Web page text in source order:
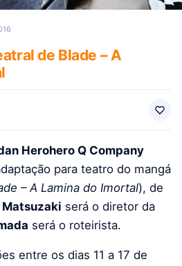
de Blade – A
Herohero Q Company
para teatro do mangá
– A Lamina do Imortal), de
Matsuzaki será o diretor da
será o roteirista.
entre os dias 11 a 17 de